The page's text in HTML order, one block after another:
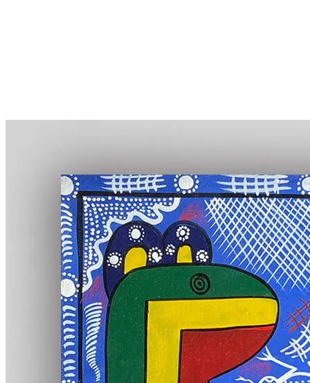
More...